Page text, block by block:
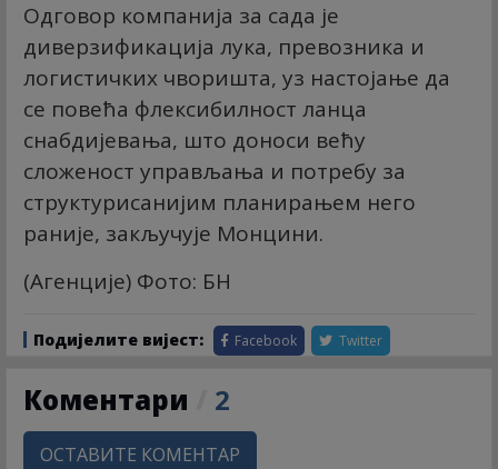
Одговор компанија за сада је
диверзификација лука, превозника и
логистичких чворишта, уз настојање да
се повећа флексибилност ланца
снабдијевања, што доноси већу
сложеност управљања и потребу за
структурисанијим планирањем него
раније, закључује Монцини.
(Агенције) Фото: БН
Подијелите вијест: Facebook Twitter
Коментари 2
ОСТАВИТЕ КОМЕНТАР